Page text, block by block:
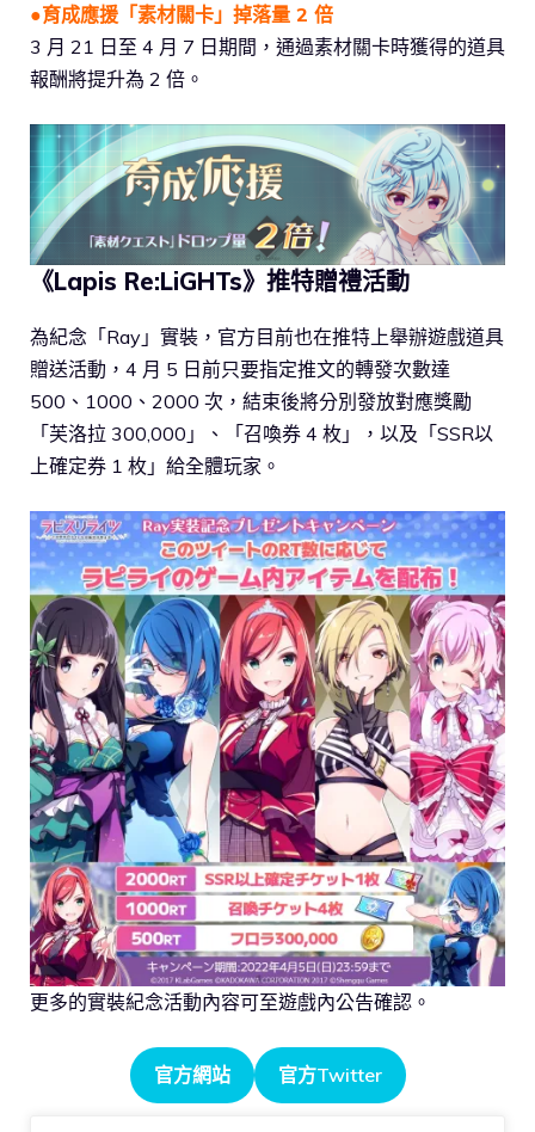
●育成應援「素材關卡」掉落量 2 倍
3 月 21 日至 4 月 7 日期間，通過素材關卡時獲得的道具
報酬將提升為 2 倍。
《Lapis Re:LiGHTs》推特贈禮活動
為紀念「Ray」實裝，官方目前也在推特上舉辦遊戲道具
贈送活動，4 月 5 日前只要指定推文的轉發次數達
500、1000、2000 次，結束後將分別發放對應獎勵
「芙洛拉 300,000」、「召喚券 4 枚」，以及「SSR以
上確定券 1 枚」給全體玩家。
更多的實裝紀念活動內容可至遊戲內公告確認。
官方網站 官方Twitter